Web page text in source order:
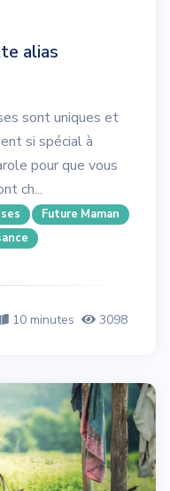
alias
sont uniques et
si spécial à
pour que vous
ch...
Future Maman
10 minutes 3098